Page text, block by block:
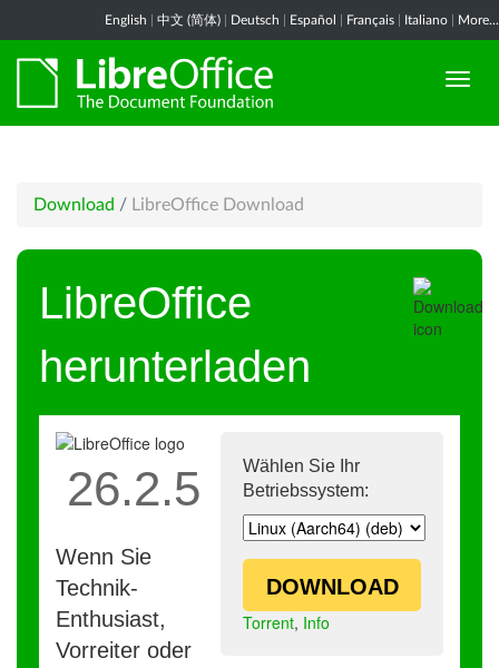
English 中文 (简体) Deutsch Español Français Italiano More...
Download / LibreOffice Download
LibreOffice
herunterladen
Wählen Sie Ihr
Betriebssystem:
DOWNLOAD
Torrent, Info
26.2.5
Wenn Sie
Technik-
Enthusiast,
Vorreiter oder